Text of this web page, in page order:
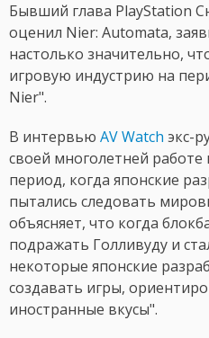
Бывший глава PlayStation
оценил Nier: Automata,
настолько значительно,
игровую индустрию на
Nier".
В интервью AV Watch экс-
своей многолетней
период, когда японские
пытались следовать
объясняет, что когда
подражать Голливуду и
некоторые японские
создавать игры,
иностранные вкусы".